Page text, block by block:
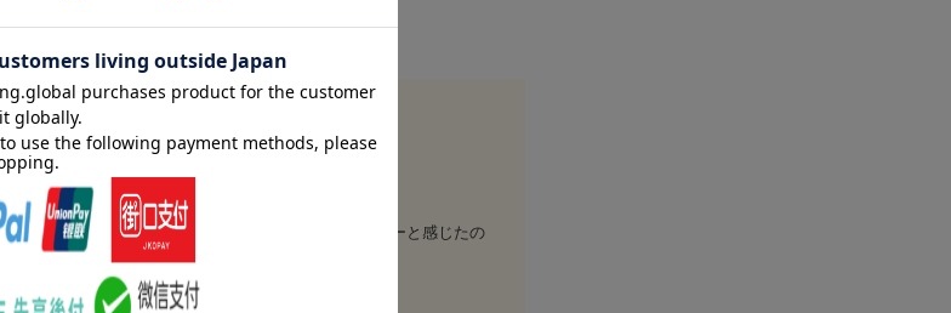
ます。
ったです。
んの挿絵が見られますが、特にその世界が美しいなーと感じたの